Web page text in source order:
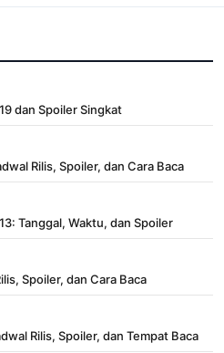
dan Spoiler Singkat
Rilis, Spoiler, dan Cara Baca
Tanggal, Waktu, dan Spoiler
Spoiler, dan Cara Baca
Rilis, Spoiler, dan Tempat Baca